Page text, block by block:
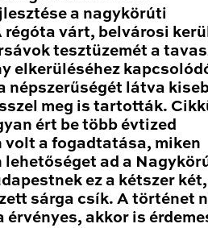
a nagykörúti
régóta várt, belvárosi
tesztüzemét a
elkerüléséhez
népszerűségét látva
meg is tartották.
ért be több évtized
volt a fogadtatása, miken
ad a
ez a kétszer
sárga csík. A történet
érvényes, akkor is